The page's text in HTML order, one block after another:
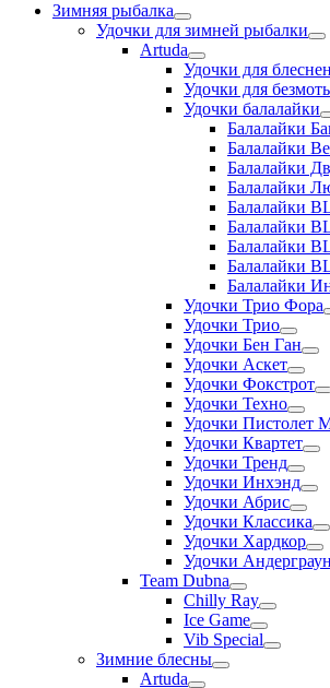
Зимняя рыбалка
Удочки для зимней рыбалки
Artuda
Удочки для
Удочки для
Удочки балалайки
Балалайки
Балалайки
Балалайки
Балалайки
Балалайки
Балалайки
Балалайки
Балалайки
Балалайки
Удочки Трио Фора
Удочки Трио
Удочки Бен Ган
Удочки Аскет
Удочки Фокстрот
Удочки Техно
Удочки Пистолет
Удочки Квартет
Удочки Тренд
Удочки Инхэнд
Удочки Абрис
Удочки Классика
Удочки Хардкор
Удочки
Team Dubna
Chilly Ray
Ice Game
Vib Special
Зимние блесны
Artuda